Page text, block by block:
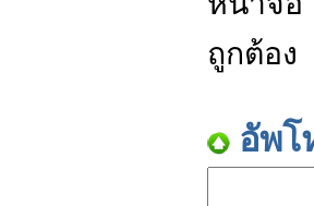
ถูกต้อง
อัพโ